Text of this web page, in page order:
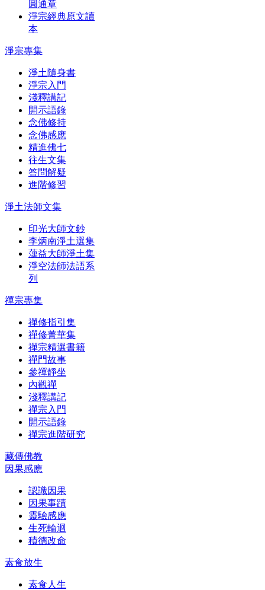
圓通章
淨宗經典原文讀
本
淨宗專集
淨土隨身書
淨宗入門
淺釋講記
開示語錄
念佛修持
念佛感應
精進佛七
往生文集
答問解疑
進階修習
淨土法師文集
印光大師文鈔
李炳南淨土選集
蕅益大師淨土集
淨空法師法語系
列
禪宗專集
禪修指引集
禪修菁華集
禪宗精選書籍
禪門故事
參禪靜坐
內觀禪
淺釋講記
禪宗入門
開示語錄
禪宗進階研究
藏傳佛教
因果感應
認識因果
因果事蹟
靈驗感應
生死輪迴
積德改命
素食放生
素食人生